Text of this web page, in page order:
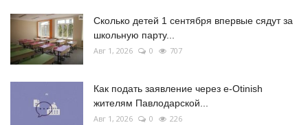
Сколько детей 1 сентября впервые сядут за
школьную парту...
Авг 1, 2026 0 707
Как подать заявление через e-Otinish
жителям Павлодарской...
Авг 1, 2026 0 226